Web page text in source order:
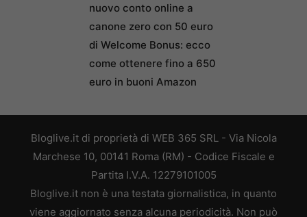
nuovo conto online a
canone zero con 50 euro
di Welcome Bonus: ecco
come ottenere fino a 650
euro in buoni Amazon
Bloglive.it di proprietà di WEB 365 SRL - Via Nicola
Marchese 10, 00141 Roma (RM) - Codice Fiscale e
Partita I.V.A. 12279101005
Bloglive.it non è una testata giornalistica, in quanto
viene aggiornato senza alcuna periodicità. Non può